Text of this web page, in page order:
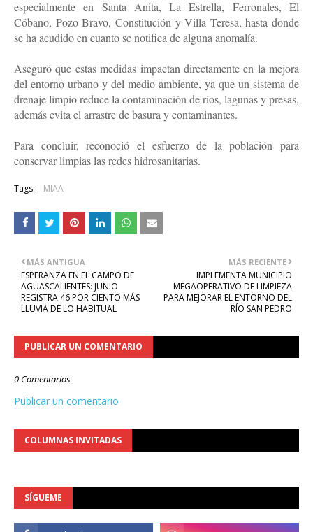
especialmente en Santa Anita, La Estrella, Ferronales, El
Cóbano, Pozo Bravo, Constitución y Villa Teresa, hasta donde
se ha acudido en cuanto se notifica de alguna anomalía.
Aseguró que estas medidas impactan directamente en la mejora
del entorno urbano y del medio ambiente, ya que un sistema de
drenaje limpio reduce la contaminación de ríos, lagunas y presas,
además evita el arrastre de basura y contaminantes.
Para concluir, reconoció el esfuerzo de la población para
conservar limpias las redes hidrosanitarias.
Tags: MIAA
MÁS RECIENTE
IMPLEMENTA MUNICIPIO
MEGAOPERATIVO DE LIMPIEZA
PARA MEJORAR EL ENTORNO DEL
RÍO SAN PEDRO
MÁS ANTIGUA
ESPERANZA EN EL CAMPO DE
AGUASCALIENTES: JUNIO
REGISTRA 46 POR CIENTO MÁS
LLUVIA DE LO HABITUAL
PUBLICAR UN COMENTARIO
0 Comentarios
Publicar un comentario
COLUMNAS INVITADAS
SÍGUEME